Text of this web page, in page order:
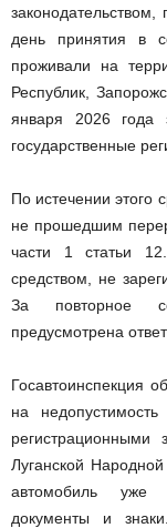
день принятия в
проживали на
Республик,
января 2026 года
государственные
По истечении этого
не прошедшим
части 1 статьи
средством, не
За повторное
предусмотрена
Госавтоинспекция
на
регистрационными
Луганской
автомобиль уже
документы и